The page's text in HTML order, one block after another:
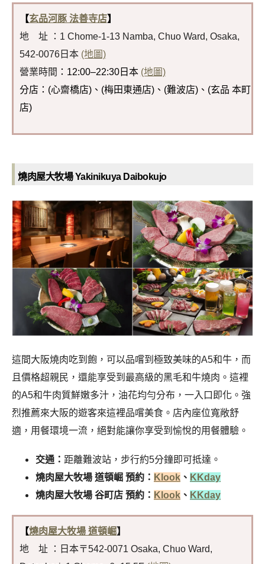
【玄品河豚 法善寺店】
地 址 ：1 Chome-1-13 Namba, Chuo Ward, Osaka,
542-0076日本 (地圖)
營業時間 ：12:00–22:30日本 (地圖)
分店：(心齋橋店)、(梅田東通店)、(難波店)、(玄品 本町
店)
燒肉屋大牧場 Yakinikuya Daibokujo
這間大阪燒肉吃到飽，可以品嚐到極致美味的A5和牛，而
且價格超親民，還能享受到最高級的黑毛和牛燒肉。這裡
的A5和牛肉質鮮嫩多汁，油花均勻分布，一入口即化。強
烈推薦來大阪的遊客來這裡品嚐美食。店內座位寬敞舒
適，用餐環境一流，絕對能讓你享受到愉悅的用餐體驗。
交通： 距離難波站，步行約5分鐘即可抵達。
燒肉屋大牧場 道頓崛 預約： Klook 、 KKday
燒肉屋大牧場 谷町店 預約： Klook 、 KKday
【燒肉屋大牧場 道頓崛】
地 址 ：日本〒542-0071 Osaka, Chuo Ward,